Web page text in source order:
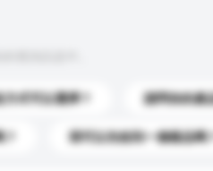
式可以選擇？ 請問你的產
我可以先收到一個樣品嗎？